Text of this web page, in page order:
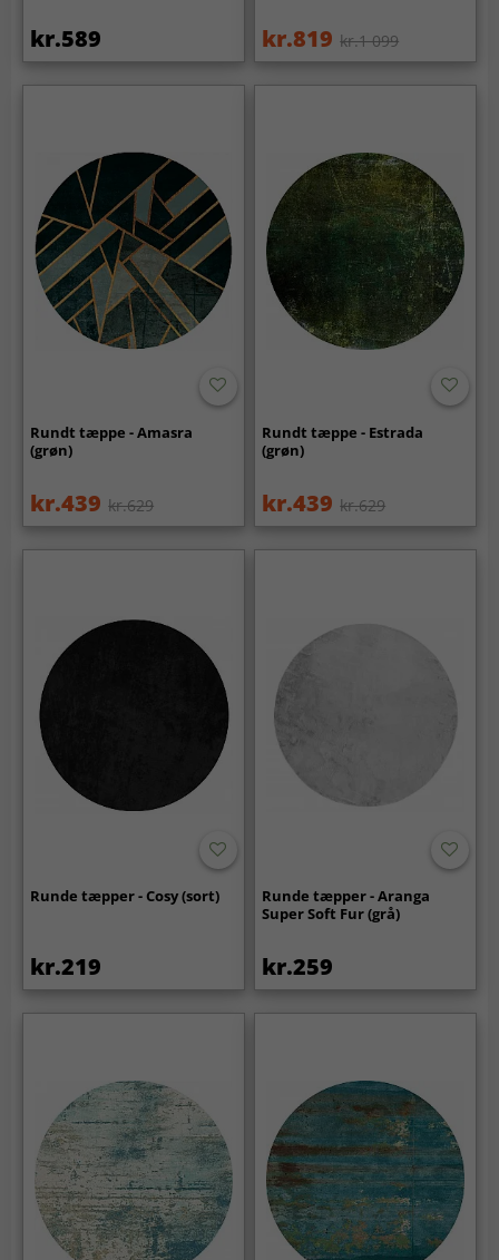
kr.589 kr.819 kr.1 099
Rundt tæppe - Amasra
(grøn)
kr.439 kr.629
Rundt tæppe - Estrada
(grøn)
kr.439 kr.629
Runde tæpper - Cosy (sort)
kr.219
Runde tæpper - Aranga
Super Soft Fur (grå)
kr.259